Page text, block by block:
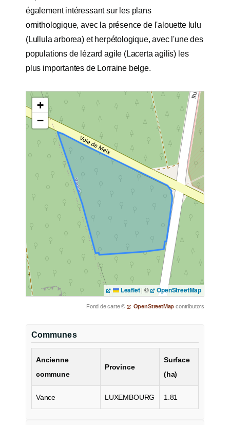
également intéressant sur les plans
ornithologique, avec la présence de l'alouette lulu
(Lullula arborea) et herpétologique, avec l'une des
populations de lézard agile (Lacerta agilis) les
plus importantes de Lorraine belge.
+
−
Leaflet | © OpenStreetMap
Fond de carte © OpenStreetMap contributors
Communes
Ancienne
commune
Province
Surface
(ha)
Vance LUXEMBOURG 1.81